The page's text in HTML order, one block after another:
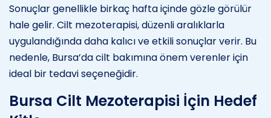
Sonuçlar genellikle birkaç hafta içinde gözle görülür
hale gelir. Cilt mezoterapisi, düzenli aralıklarla
uygulandığında daha kalıcı ve etkili sonuçlar verir. Bu
nedenle, Bursa’da cilt bakımına önem verenler için
ideal bir tedavi seçeneğidir.
Bursa Cilt Mezoterapisi İçin Hedef